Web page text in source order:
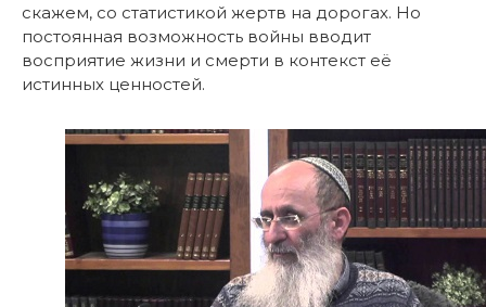
скажем, со статистикой жертв на дорогах. Но
постоянная возможность войны вводит
восприятие жизни и смерти в контекст её
истинных ценностей.